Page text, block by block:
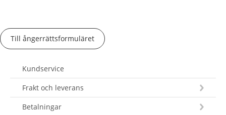
Till ångerrättsformuläret
Kundservice
Frakt och leverans
Betalningar